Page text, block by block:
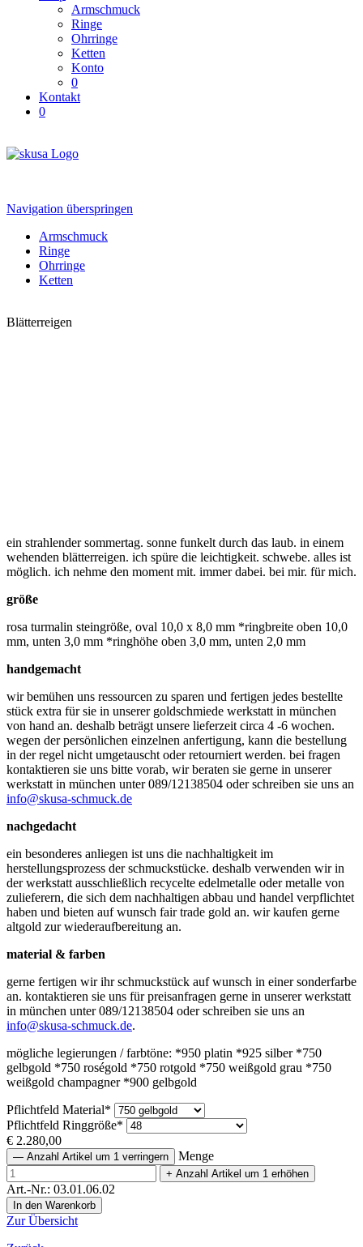
Armschmuck
Ringe
Ohrringe
Ketten
Konto
0
Kontakt
0
Navigation überspringen
Armschmuck
Ringe
Ohrringe
Ketten
Blätterreigen
ein strahlender sommertag. sonne funkelt durch das laub. in einem
wehenden blätterreigen. ich spüre die leichtigkeit. schwebe. alles ist
möglich. ich nehme den moment mit. immer dabei. bei mir. für mich.
größe
rosa turmalin steingröße, oval 10,0 x 8,0 mm *ringbreite oben 10,0
mm, unten 3,0 mm *ringhöhe oben 3,0 mm, unten 2,0 mm
handgemacht
wir bemühen uns ressourcen zu sparen und fertigen jedes bestellte
stück extra für sie in unserer goldschmiede werkstatt in münchen
von hand an. deshalb beträgt unsere lieferzeit circa 4 -6 wochen.
wegen der persönlichen einzelnen anfertigung, kann die bestellung
in der regel nicht umgetauscht oder retourniert werden. bei fragen
kontaktieren sie uns bitte vorab, wir beraten sie gerne in unserer
werkstatt in münchen unter 089/12138504 oder schreiben sie uns an
info@skusa-schmuck.de
nachgedacht
ein besonderes anliegen ist uns die nachhaltigkeit im
herstellungsprozess der schmuckstücke. deshalb verwenden wir in
der werkstatt ausschließlich recycelte edelmetalle oder metalle von
zulieferern, die sich dem nachhaltigen abbau und handel verpflichtet
haben und bieten auf wunsch fair trade gold an. wir kaufen gerne
altgold zur wiederaufbereitung an.
material & farben
gerne fertigen wir ihr schmuckstück auf wunsch in einer sonderfarbe
an. kontaktieren sie uns für preisanfragen gerne in unserer werkstatt
in münchen unter 089/12138504 oder schreiben sie uns an
info@skusa-schmuck.de.
mögliche legierungen / farbtöne: *950 platin *925 silber *750
gelbgold *750 roségold *750 rotgold *750 weißgold grau *750
weißgold champagner *900 gelbgold
Pflichtfeld Material*
Pflichtfeld Ringgröße*
€ 2.280,00
— Anzahl Artikel um 1 verringern Menge
+ Anzahl Artikel um 1 erhöhen
Art.-Nr.: 03.01.06.02
Zur Übersicht